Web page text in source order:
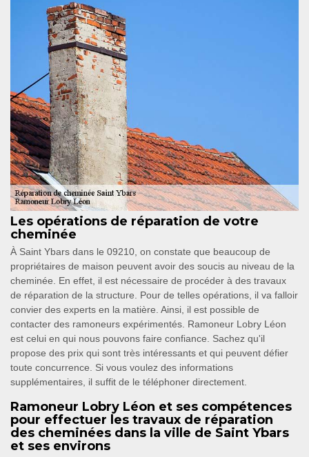
Les opérations de réparation de votre
cheminée
À Saint Ybars dans le 09210, on constate que beaucoup de
propriétaires de maison peuvent avoir des soucis au niveau de la
cheminée. En effet, il est nécessaire de procéder à des travaux
de réparation de la structure. Pour de telles opérations, il va falloir
convier des experts en la matière. Ainsi, il est possible de
contacter des ramoneurs expérimentés. Ramoneur Lobry Léon
est celui en qui nous pouvons faire confiance. Sachez qu'il
propose des prix qui sont très intéressants et qui peuvent défier
toute concurrence. Si vous voulez des informations
supplémentaires, il suffit de le téléphoner directement.
Ramoneur Lobry Léon et ses compétences
pour effectuer les travaux de réparation
des cheminées dans la ville de Saint Ybars
et ses environs